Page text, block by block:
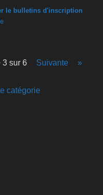
le bulletins d'inscription
3 sur 6 suivante »
catégorie